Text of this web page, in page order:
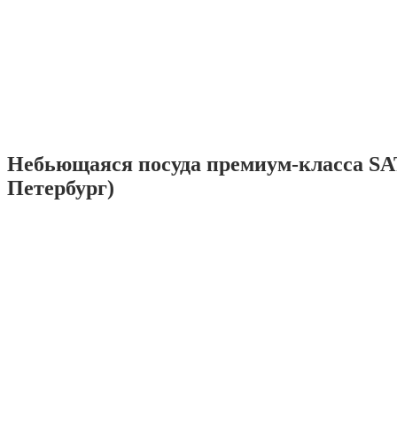
Небьющаяся посуда премиум-класса
Петербург)